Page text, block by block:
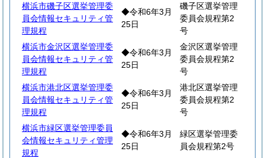
横浜市磯子区選挙管理委
員会情報セキュリティ管
理規程
◆令和6年3月
25日
磯子区選挙管理
委員会規程第2
号
横浜市金沢区選挙管理委
員会情報セキュリティ管
理規程
◆令和6年3月
25日
金沢区選挙管理
委員会規程第2
号
横浜市港北区選挙管理委
員会情報セキュリティ管
理規程
◆令和6年3月
25日
港北区選挙管理
委員会規程第2
号
横浜市緑区選挙管理委員
会情報セキュリティ管理
規程
◆令和6年3月
25日
緑区選挙管理委
員会規程第2号